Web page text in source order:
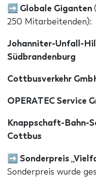
➡ Globale Giganten
250 Mitarbeitenden):
Johanniter-Unfall-
Südbrandenburg
Cottbusverkehr
OPERATEC Service
Knappschaft-Bahn-
Cottbus
➡ Sonderpreis
Sonderpreis wurde